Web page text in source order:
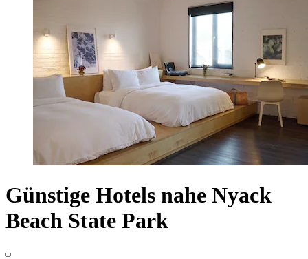
Günstige Hotels nahe Nyack
Beach State Park